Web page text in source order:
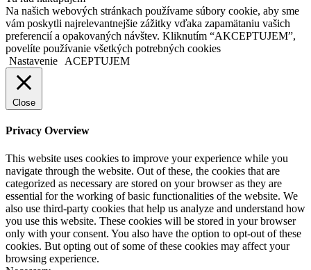
Na našich webových stránkach používame súbory cookie, aby sme
vám poskytli najrelevantnejšie zážitky vďaka zapamätaniu vašich
preferencií a opakovaných návštev. Kliknutím “AKCEPTUJEM”,
povelíte používanie všetkých potrebných cookies
Nastavenie
ACEPTUJEM
Close
Privacy Overview
This website uses cookies to improve your experience while you
navigate through the website. Out of these, the cookies that are
categorized as necessary are stored on your browser as they are
essential for the working of basic functionalities of the website. We
also use third-party cookies that help us analyze and understand how
you use this website. These cookies will be stored in your browser
only with your consent. You also have the option to opt-out of these
cookies. But opting out of some of these cookies may affect your
browsing experience.